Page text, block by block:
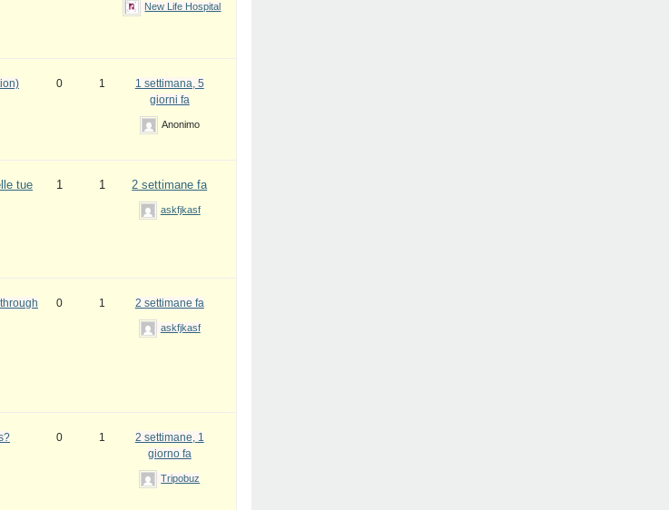
New Life Hospital
0 1
1 settimana, 5
giorni fa
Anonimo
tue
1 1 2 settimane fa
askfjkasf
0 1 2 settimane fa
askfjkasf
0 1
2 settimane, 1
giorno fa
Tripobuz